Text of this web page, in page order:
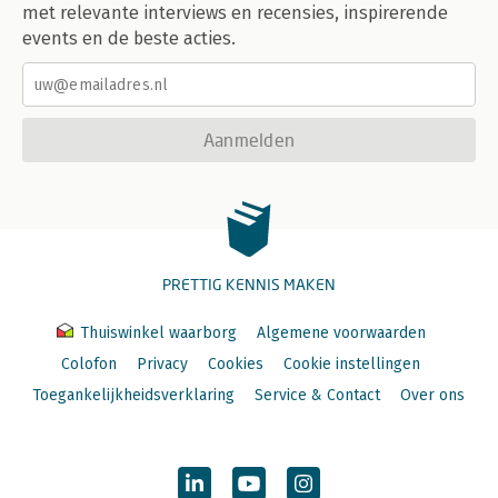
met relevante interviews en recensies, inspirerende
events en de beste acties.
Aanmelden
PRETTIG KENNIS MAKEN
Thuiswinkel waarborg
Algemene voorwaarden
Colofon
Privacy Cookies
Cookie instellingen
Toegankelijkheidsverklaring
Service & Contact Over ons